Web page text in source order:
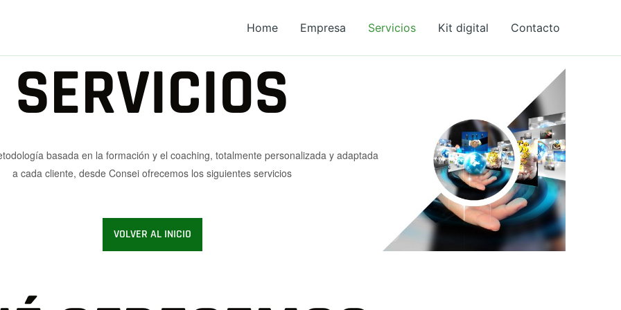
Home Empresa Servicios Kit digital Contacto
SERVICIOS
basada en la formación y el coaching, totalmente personalizada y adaptada
a cada cliente, desde Consei ofrecemos los siguientes servicios
VOLVER AL INICIO